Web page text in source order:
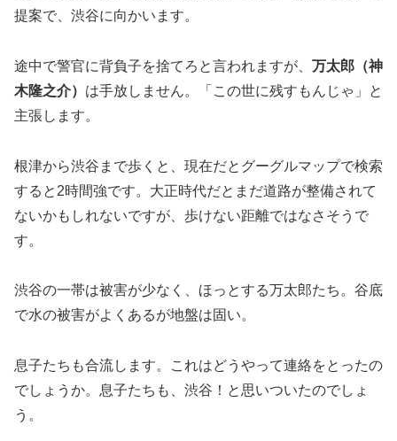
提案で、渋谷に向かいます。
途中で警官に背負子を捨てろと言われますが、 万太郎（神
木隆之介） は手放しません。「この世に残すもんじゃ」と
主張します。
根津から渋谷まで歩くと、現在だとグーグルマップで検索
すると2時間強です。大正時代だとまだ道路が整備されて
ないかもしれないですが、歩けない距離ではなさそうで
す。
渋谷の一帯は被害が少なく、ほっとする万太郎たち。谷底
で水の被害がよくあるが地盤は固い。
息子たちも合流します。これはどうやって連絡をとったの
でしょうか。息子たちも、渋谷！と思いついたのでしょ
う。